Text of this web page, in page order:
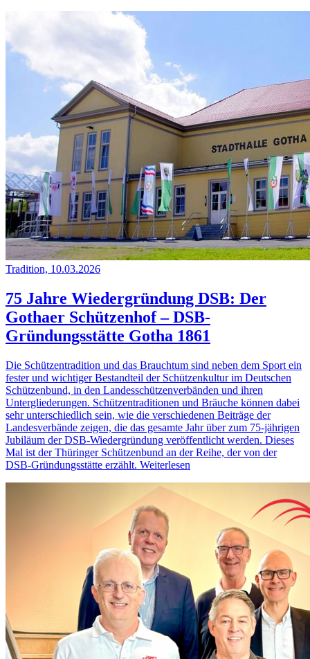
Tradition, 10.03.2026
75 Jahre Wiedergründung DSB: Der
Gothaer Schützenhof – DSB-
Gründungsstätte Gotha 1861
Die Schützentradition und das Brauchtum sind neben dem Sport ein
fester und wichtiger Bestandteil der Schützenkultur im Deutschen
Schützenbund, in den Landesschützenverbänden und ihren
Untergliederungen. Schützentraditionen und Bräuche können dabei
sehr unterschiedlich sein, wie die verschiedenen Beiträge der
Landesverbände zeigen, die das gesamte Jahr über zum 75-jährigen
Jubiläum der DSB-Wiedergründung veröffentlicht werden. Dieses
Mal ist der Thüringer Schützenbund an der Reihe, der von der
DSB-Gründungsstätte erzählt. Weiterlesen